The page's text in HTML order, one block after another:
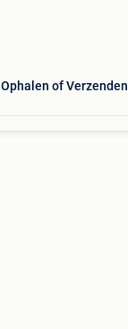
Ophalen of Verzenden